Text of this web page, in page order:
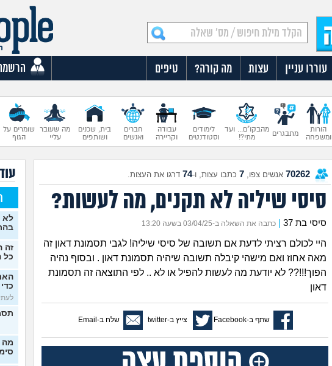
עוררו עניין עצות מה קורה? טיפים
הורות
ומשפחה
מתבגרים
מהבקו"ם... ועד
מתי?!
לימודים
וסטודנטים
עבודה
וקריירה
חברים
ואנשים
בית, שכנים
ושותפים
מה שעובר
עליי
שומרים על
הגוף
70262 אנשים צפו, 7 כתבו עצות, ו-74 דרגו את העצות.
סיסי שיליה לא תקנים, מה לעשות?
סיסי בת 37 כתבה את השאלה ב-03/04/25 בשעה 13:20
היי לכולם רציתי לדעת אם תשובה של סיסי שיליה! לגבי תסמונת דאון זה
מאה אחוז ואם מישהי קיבלה תשובה שיהיה תסמונת דאון . ובסוף נהיה
הפוך!!!?? לא יודעת מה לעשות להפיל או לא .. לפי התוצאה זה תסמונת
דאון
שתף ב-Facebook צייץ ב-twitter שלח ב-Email
לא
זה
כל
מה